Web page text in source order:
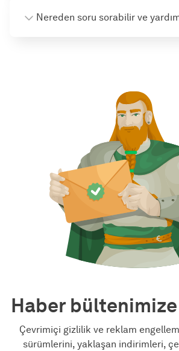
Nereden soru sorabilir ve
Haber
Çevrimiçi gizlilik ve reklam
sürümlerini, yaklaşan indirimleri,